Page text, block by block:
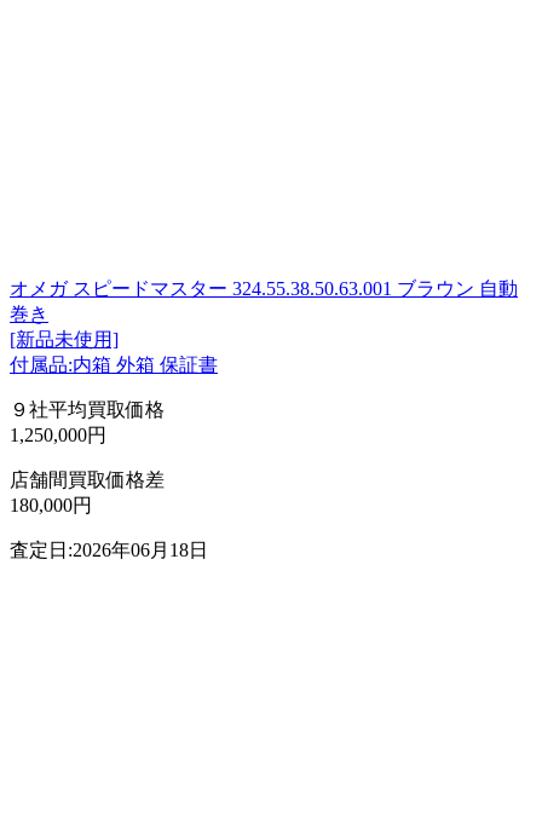
オメガ スピードマスター 324.55.38.50.63.001 ブラウン 自動
巻き
[新品未使用]
付属品:内箱 外箱 保証書
９社平均買取価格
1,250,000円
店舗間買取価格差
180,000円
査定日:2026年06月18日